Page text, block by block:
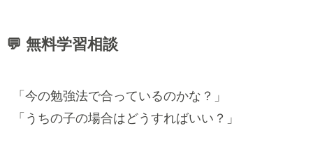
💬 無料学習相談
「今の勉強法で合っているのかな？」
「うちの子の場合はどうすればいい？」